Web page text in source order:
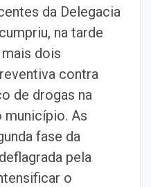
da Delegacia
na tarde
dois
contra
de drogas na
município. As
fase da
pela
o